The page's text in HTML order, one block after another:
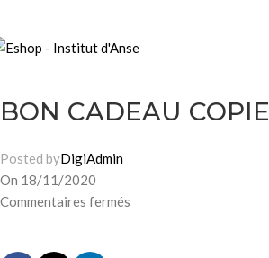
BON CADEAU COPIE
Posted byDigiAdmin
On 18/11/2020
Commentaires fermés